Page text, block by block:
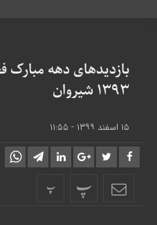
بازدیدهای دهه مبارک
۱۳۹۳ شیروان
۱۵ اسفند ۱۳۹۹ - ۱۱:۵۵
پ پ